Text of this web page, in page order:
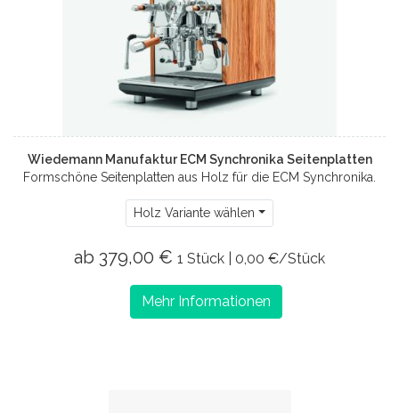
Wiedemann Manufaktur ECM Synchronika Seitenplatten
Formschöne Seitenplatten aus Holz für die ECM Synchronika.
Holz Variante wählen
ab 379,00 € 1 Stück | 0,00 €/Stück
Mehr Informationen